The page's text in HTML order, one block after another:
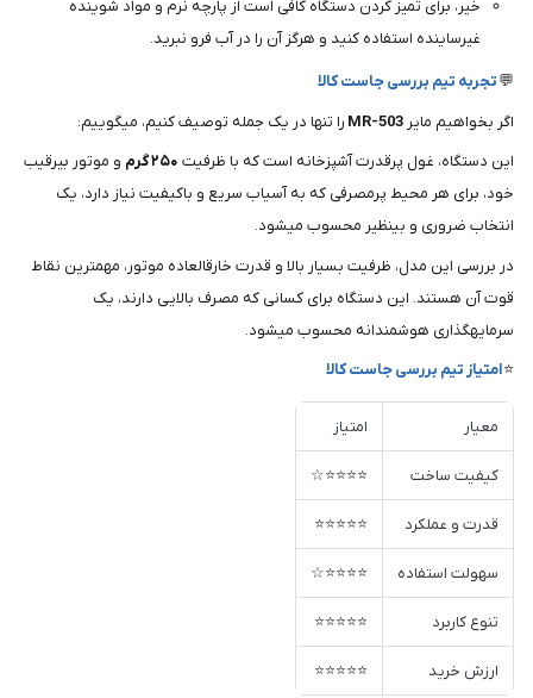
خیر، برای تمیز کردن دستگاه کافی است از پارچه نرم و مواد شوینده
غیرساینده استفاده کنید و هرگز آن را در آب فرو نبرید.
💬تجربه تیم بررسی جاست کالا
اگر بخواهیم مایر MR-503 را تنها در یک جمله توصیف کنیم، میگوییم:
این دستگاه، غول پرقدرت آشپزخانه است که با ظرفیت ۲۵۰ گرم
و موتور بیرقیب
خود، برای هر محیط پرمصرفی که به آسیاب سریع و باکیفیت نیاز دارد، یک
انتخاب ضروری و بینظیر محسوب میشود.
در بررسی این مدل، ظرفیت بسیار بالا و قدرت خارقالعاده موتور، مهمترین نقاط
قوت آن هستند. این دستگاه برای کسانی که مصرف بالایی دارند، یک
سرمایهگذاری هوشمندانه محسوب میشود.
⭐امتیاز تیم بررسی جاست کالا
معیار امتیاز
کیفیت ساخت ⭐⭐⭐⭐☆
قدرت و عملکرد ⭐⭐⭐⭐⭐
سهولت استفاده ⭐⭐⭐⭐☆
تنوع کاربرد ⭐⭐⭐⭐⭐
ارزش خرید ⭐⭐⭐⭐⭐